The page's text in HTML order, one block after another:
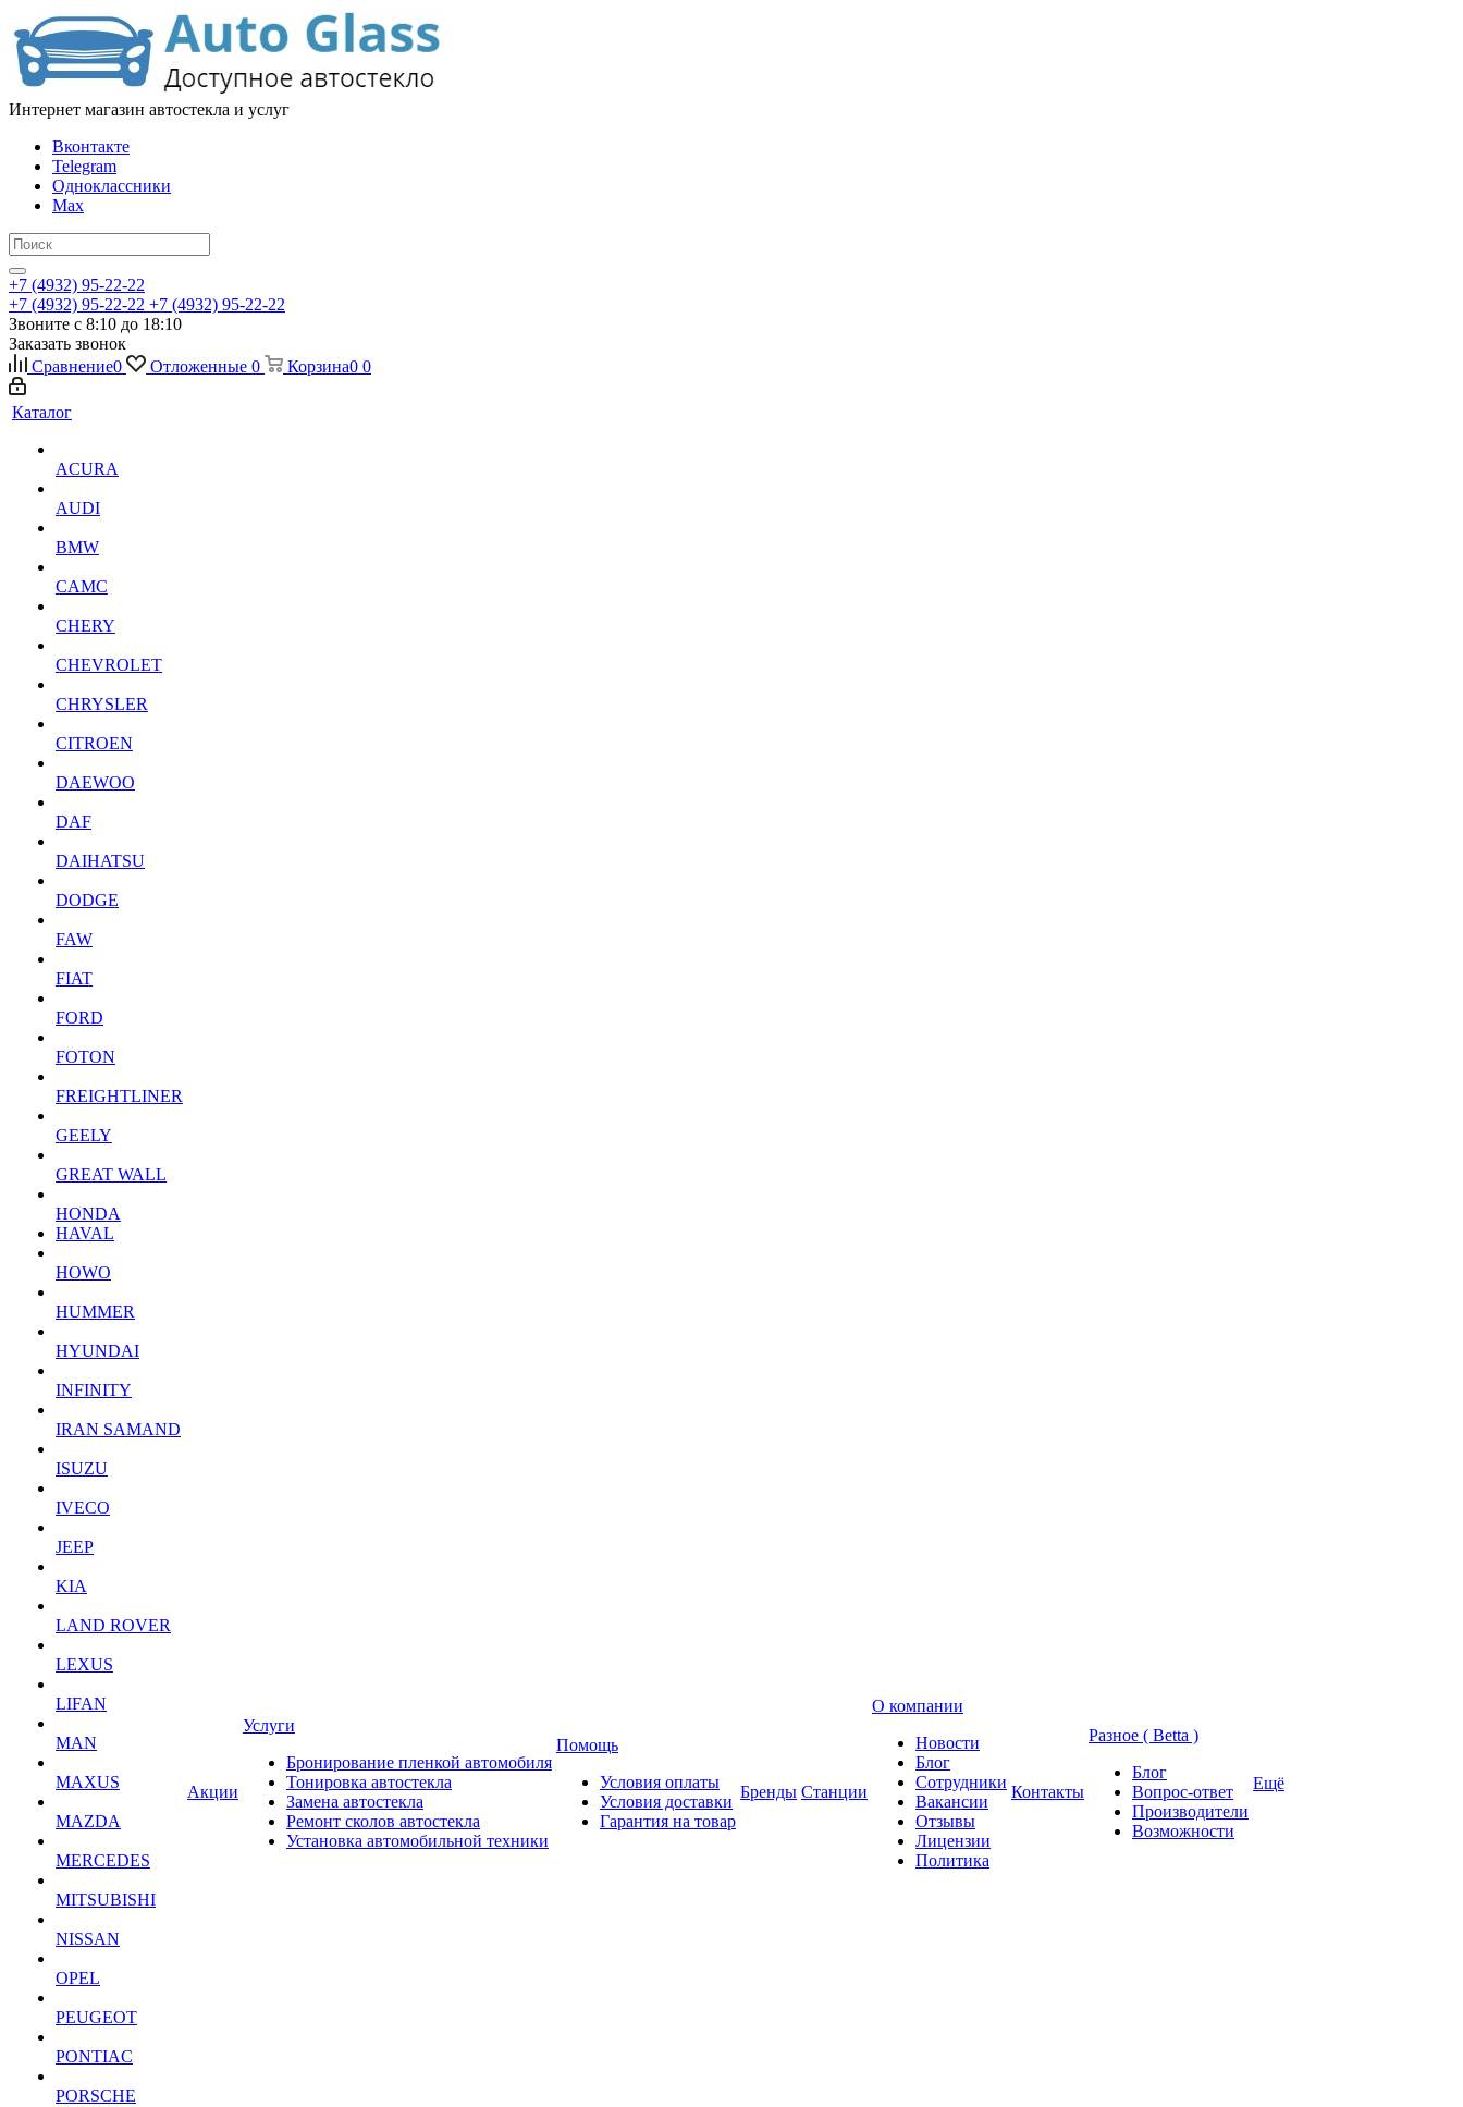
Интернет магазин автостекла и услуг
Вконтакте
Telegram
Одноклассники
Max
+7 (4932) 95-22-22
+7 (4932) 95-22-22 +7 (4932) 95-22-22
Звоните с 8:10 до 18:10
Заказать звонок
Сравнение0 Отложенные 0 Корзина0 0
Каталог
ACURA
AUDI
BMW
CAMC
CHERY
CHEVROLET
CHRYSLER
CITROEN
DAEWOO
DAF
DAIHATSU
DODGE
FAW
FIAT
FORD
FOTON
FREIGHTLINER
GEELY
GREAT WALL
HONDA
HAVAL
HOWO
HUMMER
HYUNDAI
INFINITY
IRAN SAMAND
ISUZU
IVECO
JEEP
KIA
LAND ROVER
LEXUS
LIFAN
MAN
MAXUS
MAZDA
MERCEDES
MITSUBISHI
NISSAN
OPEL
PEUGEOT
PONTIAC
PORSCHE
Акции
Услуги
Бронирование пленкой автомобиля
Тонировка автостекла
Замена автостекла
Ремонт сколов автостекла
Установка автомобильной техники
Помощь
Условия оплаты
Условия доставки
Гарантия на товар
Бренды Станции
О компании
Новости
Блог
Сотрудники
Вакансии
Отзывы
Лицензии
Политика
Контакты
Разное ( Betta )
Блог
Вопрос-ответ
Производители
Возможности
Ещё